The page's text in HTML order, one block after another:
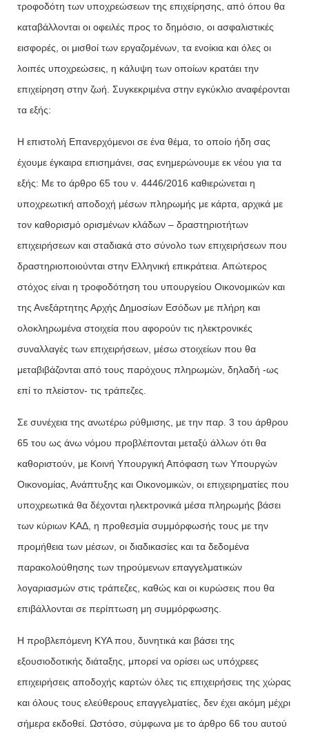
τροφοδότη των υποχρεώσεων της επιχείρησης, από όπου θα
καταβάλλονται οι οφειλές προς το δημόσιο, οι ασφαλιστικές
εισφορές, οι μισθοί των εργαζομένων, τα ενοίκια και όλες οι
λοιπές υποχρεώσεις, η κάλυψη των οποίων κρατάει την
επιχείρηση στην ζωή. Συγκεκριμένα στην εγκύκλιο αναφέρονται
τα εξής:
Η επιστολή Επανερχόμενοι σε ένα θέμα, το οποίο ήδη σας
έχουμε έγκαιρα επισημάνει, σας ενημερώνουμε εκ νέου για τα
εξής: Με το άρθρο 65 του ν. 4446/2016 καθιερώνεται η
υποχρεωτική αποδοχή μέσων πληρωμής με κάρτα, αρχικά με
τον καθορισμό ορισμένων κλάδων – δραστηριοτήτων
επιχειρήσεων και σταδιακά στο σύνολο των επιχειρήσεων που
δραστηριοποιούνται στην Ελληνική επικράτεια. Απώτερος
στόχος είναι η τροφοδότηση του υπουργείου Οικονομικών και
της Ανεξάρτητης Αρχής Δημοσίων Εσόδων με πλήρη και
ολοκληρωμένα στοιχεία που αφορούν τις ηλεκτρονικές
συναλλαγές των επιχειρήσεων, μέσω στοιχείων που θα
μεταβιβάζονται από τους παρόχους πληρωμών, δηλαδή -ως
επί το πλείστον- τις τράπεζες.
Σε συνέχεια της ανωτέρω ρύθμισης, με την παρ. 3 του άρθρου
65 του ως άνω νόμου προβλέπονται μεταξύ άλλων ότι θα
καθοριστούν, με Κοινή Υπουργική Απόφαση των Υπουργών
Οικονομίας, Ανάπτυξης και Οικονομικών, οι επιχειρηματίες που
υποχρεωτικά θα δέχονται ηλεκτρονικά μέσα πληρωμής βάσει
των κύριων ΚΑΔ, η προθεσμία συμμόρφωσής τους με την
προμήθεια των μέσων, οι διαδικασίες και τα δεδομένα
παρακολούθησης των τηρούμενων επαγγελματικών
λογαριασμών στις τράπεζες, καθώς και οι κυρώσεις που θα
επιβάλλονται σε περίπτωση μη συμμόρφωσης.
Η προβλεπόμενη ΚΥΑ που, δυνητικά και βάσει της
εξουσιοδοτικής διάταξης, μπορεί να ορίσει ως υπόχρεες
επιχειρήσεις αποδοχής καρτών όλες τις επιχειρήσεις της χώρας
και όλους τους ελεύθερους επαγγελματίες, δεν έχει ακόμη μέχρι
σήμερα εκδοθεί. Ωστόσο, σύμφωνα με το άρθρο 66 του αυτού